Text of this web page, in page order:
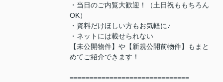
・当日のご内覧大歓迎！（土日祝ももちろん
OK）
・資料だけほしい方もお気軽に♪
・ネットには載せられない
【未公開物件】や【新規公開前物件】もまと
めてご紹介できます！
==============================